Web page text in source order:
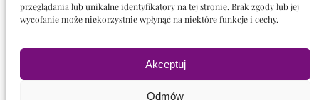
przeglądania lub unikalne identyfikatory na tej stronie. Brak zgody lub jej
wycofanie może niekorzystnie wpłynąć na niektóre funkcje i cechy.
Akceptuj
Odmów
Nawigacja
Witaj!